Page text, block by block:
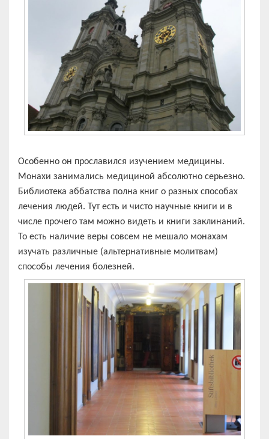
Особенно он прославился изучением медицины.
Монахи занимались медициной абсолютно серьезно.
Библиотека аббатства полна книг о разных способах
лечения людей. Тут есть и чисто научные книги и в
числе прочего там можно видеть и книги заклинаний.
То есть наличие веры совсем не мешало монахам
изучать различные (альтернативные молитвам)
способы лечения болезней.